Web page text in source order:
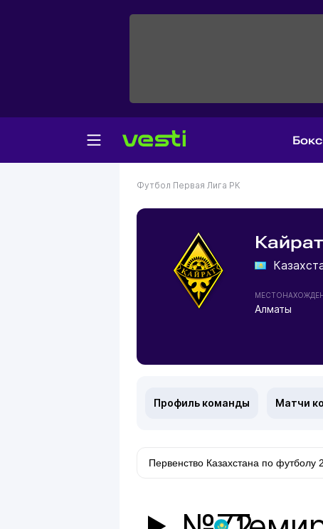
Бокс
Футбол Первая Лига РК
Алматы
Профиль команды Матчи